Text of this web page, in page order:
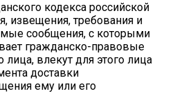
кодекса российской
извещения, требования и
сообщения, с которыми
гражданско-правовые
лица, влекут для этого лица
доставки
ему или его